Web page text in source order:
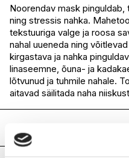
I.L.U. Ülemiste
I.L.U. Rocca
I.L.U. Lõunakeskus
I.L.U. Pärnu
Noorendav mask
ning stressis nahka.
tekstuuriga valge ja roosa
nahal uueneda ning
kirgastava ja nahka
linaseemne, õuna- ja
lõtvunud ja tuhmile nahale.
aitavad säilitada naha
Aqua, Kaolinite, Glycerin,